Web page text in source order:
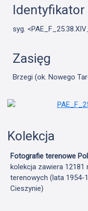
Identyfikator
syg.
Zasięg
Brzegi (ok. Nowego
Kolekcja
Fotografie terenowe
kolekcja zawiera 12181
terenowych (lata 1954-
Cieszynie)